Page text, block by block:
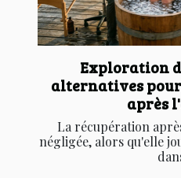
Exploration
alternatives
après
La récupération
négligée, alors qu'elle